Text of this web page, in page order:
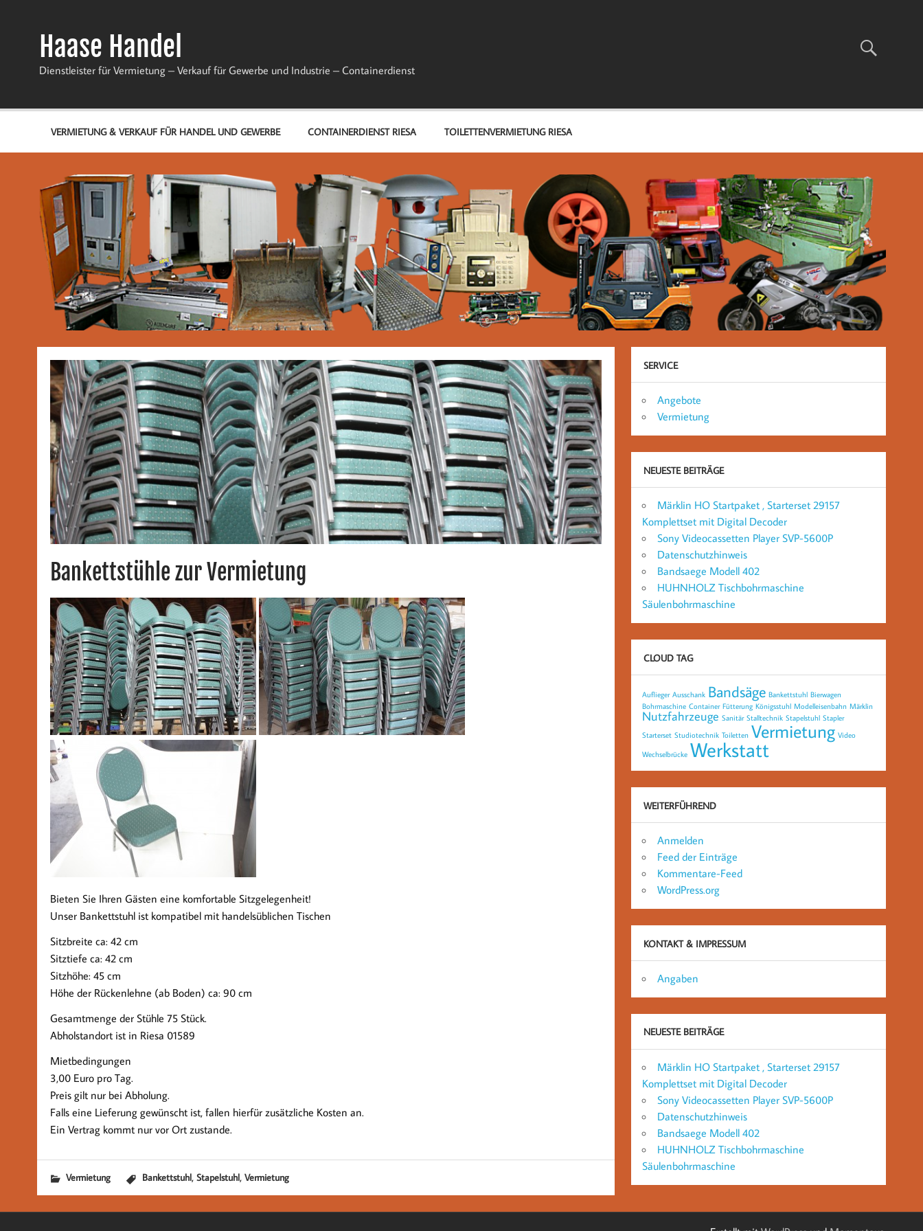
Haase Handel
Dienstleister für Vermietung – Verkauf für Gewerbe und Industrie – Containerdienst
VERMIETUNG & VERKAUF FÜR HANDEL UND GEWERBE CONTAINERDIENST RIESA TOILETTENVERMIETUNG RIESA
Bankettstühle zur Vermietung
Bieten Sie Ihren Gästen eine komfortable Sitzgelegenheit!
Unser Bankettstuhl ist kompatibel mit handelsüblichen Tischen
Sitzbreite ca: 42 cm
Sitztiefe ca: 42 cm
Sitzhöhe: 45 cm
Höhe der Rückenlehne (ab Boden) ca: 90 cm
Gesamtmenge der Stühle 75 Stück.
Abholstandort ist in Riesa 01589
Mietbedingungen
3,00 Euro pro Tag.
Preis gilt nur bei Abholung.
Falls eine Lieferung gewünscht ist, fallen hierfür zusätzliche Kosten an.
Ein Vertrag kommt nur vor Ort zustande.
Vermietung Bankettstuhl, Stapelstuhl, Vermietung
SERVICE
Angebote
Vermietung
NEUESTE BEITRÄGE
Märklin HO Startpaket , Starterset 29157
Komplettset mit Digital Decoder
Sony Videocassetten Player SVP-5600P
Datenschutzhinweis
Bandsaege Modell 402
HUHNHOLZ Tischbohrmaschine
Säulenbohrmaschine
CLOUD TAG
Auflieger Ausschank Bandsäge Bankettstuhl Bierwagen
Bohrmaschine Container Fütterung Königsstuhl Modelleisenbahn Märklin
Nutzfahrzeuge Sanitär Stalltechnik Stapelstuhl Stapler
Starterset Studiotechnik Toiletten Vermietung Video
Wechselbrücke Werkstatt
WEITERFÜHREND
Anmelden
Feed der Einträge
Kommentare-Feed
WordPress.org
KONTAKT & IMPRESSUM
Angaben
NEUESTE BEITRÄGE
Märklin HO Startpaket , Starterset 29157
Komplettset mit Digital Decoder
Sony Videocassetten Player SVP-5600P
Datenschutzhinweis
Bandsaege Modell 402
HUHNHOLZ Tischbohrmaschine
Säulenbohrmaschine